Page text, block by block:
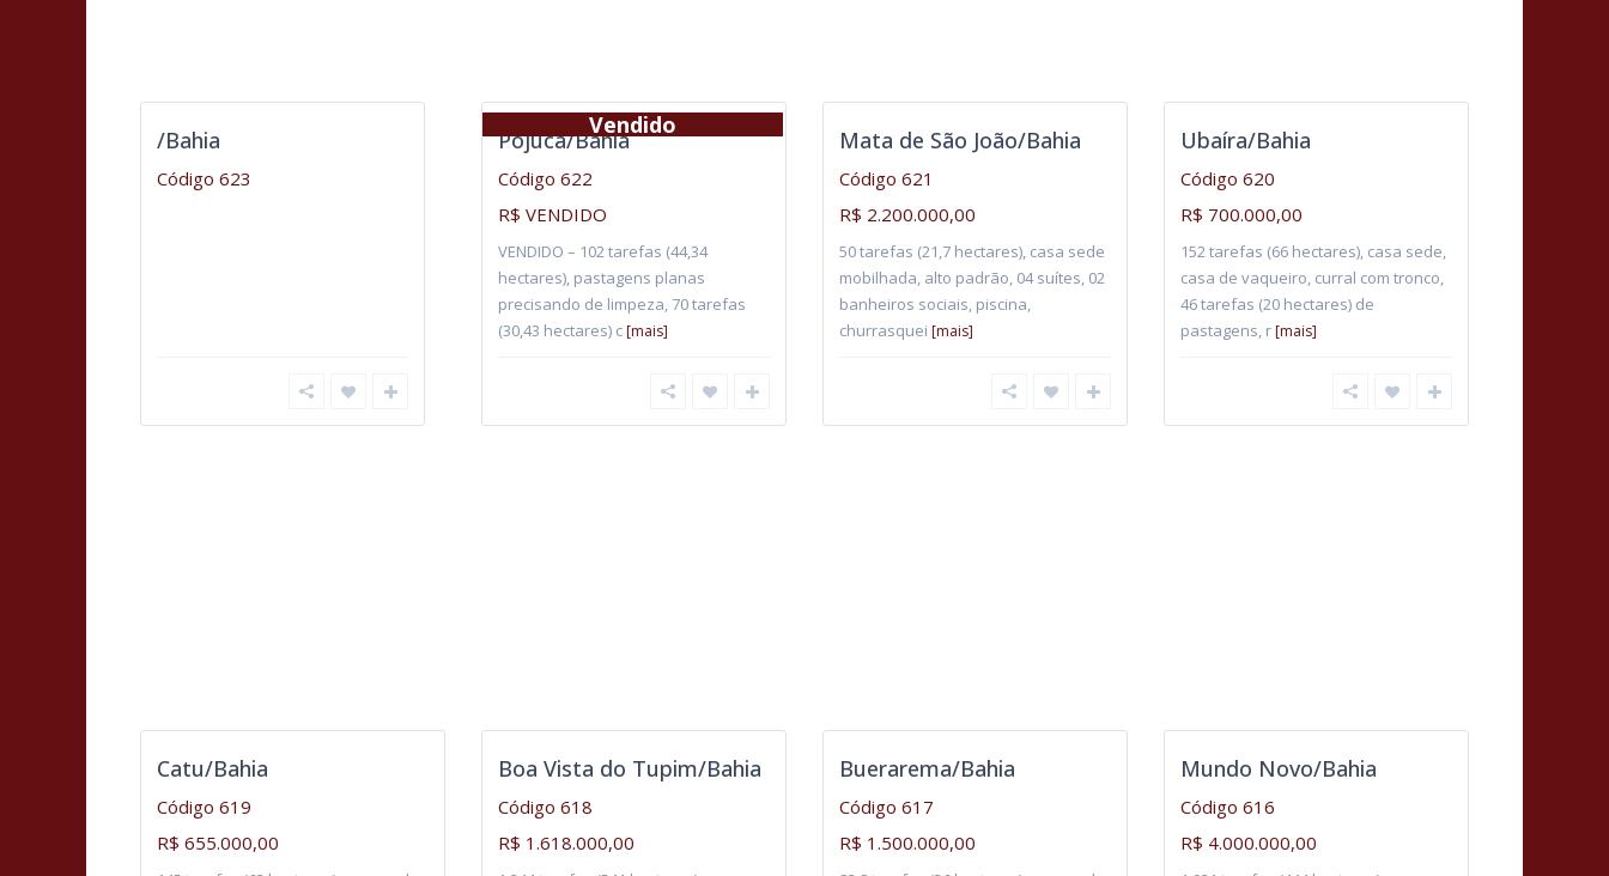
/Bahia
Código 623
Vendido
Pojuca/Bahia
Código 622
R$ VENDIDO
VENDIDO – 102 tarefas (44,34
hectares), pastagens planas
precisando de limpeza, 70 tarefas
(30,43 hectares) c [mais]
Mata de São João/Bahia
Código 621
R$ 2.200.000,00
50 tarefas (21,7 hectares), casa sede
mobilhada, alto padrão, 04 suítes, 02
banheiros sociais, piscina,
churrasquei [mais]
Ubaíra/Bahia
Código 620
R$ 700.000,00
152 tarefas (66 hectares), casa sede,
casa de vaqueiro, curral com tronco,
46 tarefas (20 hectares) de
pastagens, r [mais]
Catu/Bahia
Código 619
R$ 655.000,00
Boa Vista do Tupim/Bahia
Código 618
R$ 1.618.000,00
Buerarema/Bahia
Código 617
R$ 1.500.000,00
Mundo Novo/Bahia
Código 616
R$ 4.000.000,00